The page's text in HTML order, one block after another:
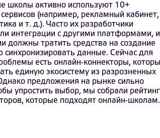
школы активно используют 10+
(например, рекламный кабинет,
и т. д.). Часто их разработчики
интеграции с другими платформами,
должны тратить средства на создание
синхронизировать данные. Сейчас для
есть онлайн-коннекторы,
единую экосистему из разрозненных
предложения на рынке сильно
упростить выбор, мы собрали рейтинг
которые подходят онлайн-школам.